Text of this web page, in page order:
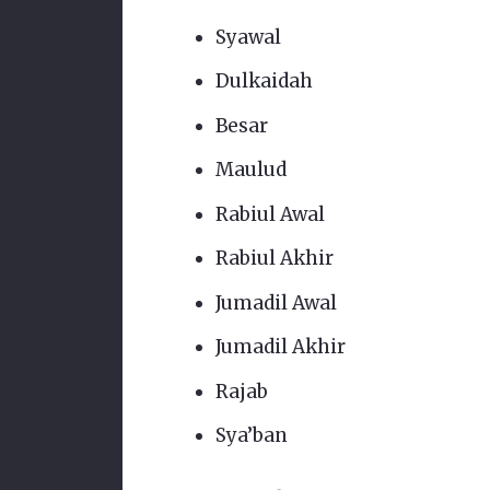
Syawal
Dulkaidah
Besar
Maulud
Rabiul Awal
Rabiul Akhir
Jumadil Awal
Jumadil Akhir
Rajab
Sya’ban